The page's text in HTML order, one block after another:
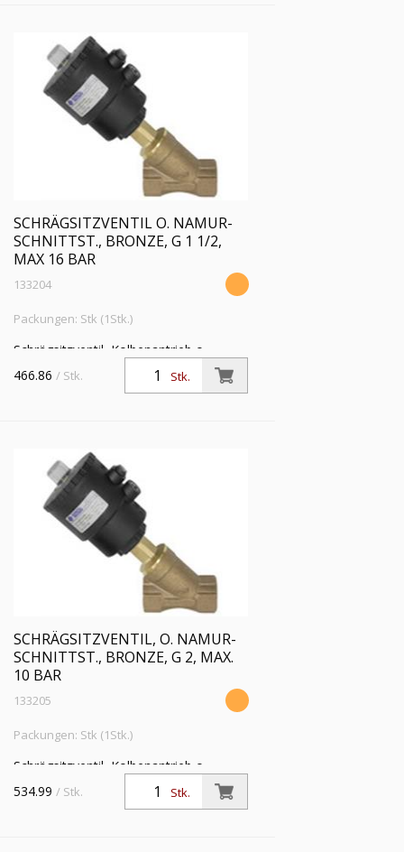
SCHRÄGSITZVENTIL O. NAMUR-
SCHNITTST., BRONZE, G 1 1/2,
MAX 16 BAR
133204
Packungen: Stk (1Stk.)
Schrägsitzventil, Kolbenantrieb o.
NAMUR-Schnittstelle Bronze,
Mediumstemp. -10°C bis 180°C, G 1 1/2,
Stk.
466.86 / Stk.
SCHRÄGSITZVENTIL, O. NAMUR-
SCHNITTST., BRONZE, G 2, MAX.
10 BAR
133205
Packungen: Stk (1Stk.)
Schrägsitzventil, Kolbenantrieb o.
NAMUR-Schnittstelle, Bronze,
Mediumstemp. -10°C bis 180°C, G 2,
Stk.
534.99 / Stk.